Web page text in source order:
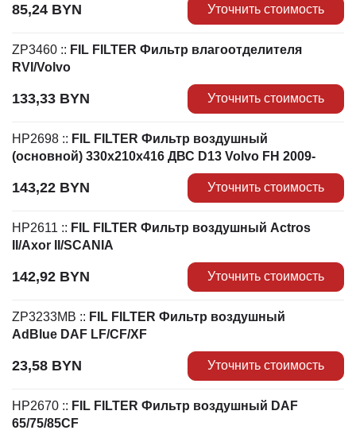
85,24 BYN Уточнить стоимость
ZP3460 :: FIL FILTER Фильтр влагоотделителя
RVI/Volvo
133,33 BYN Уточнить стоимость
HP2698 :: FIL FILTER Фильтр воздушный
(основной) 330х210x416 ДВС D13 Volvo FH 2009-
143,22 BYN Уточнить стоимость
HP2611 :: FIL FILTER Фильтр воздушный Actros
II/Axor II/SCANIA
142,92 BYN Уточнить стоимость
ZP3233MB :: FIL FILTER Фильтр воздушный
AdBlue DAF LF/CF/XF
23,58 BYN Уточнить стоимость
HP2670 :: FIL FILTER Фильтр воздушный DAF
65/75/85CF